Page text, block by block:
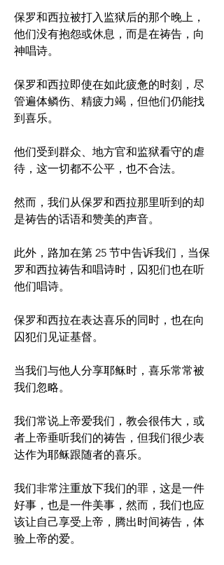
保罗和西拉被打入监狱后的那个晚上，
他们没有抱怨或休息，而是在祷告，向
神唱诗。
保罗和西拉即使在如此疲惫的时刻，尽
管遍体鳞伤、精疲力竭，但他们仍能找
到喜乐。
他们受到群众、地方官和监狱看守的虐
待，这一切都不公平，也不合法。
然而，我们从保罗和西拉那里听到的却
是祷告的话语和赞美的声音。
此外，路加在第 25 节中告诉我们，当保
罗和西拉祷告和唱诗时，囚犯们也在听
他们唱诗。
保罗和西拉在表达喜乐的同时，也在向
囚犯们见证基督。
当我们与他人分享耶稣时，喜乐常常被
我们忽略。
我们常说上帝爱我们，教会很伟大，或
者上帝垂听我们的祷告，但我们很少表
达作为耶稣跟随者的喜乐。
我们非常注重放下我们的罪，这是一件
好事，也是一件美事，然而，我们也应
该让自己享受上帝，腾出时间祷告，体
验上帝的爱。